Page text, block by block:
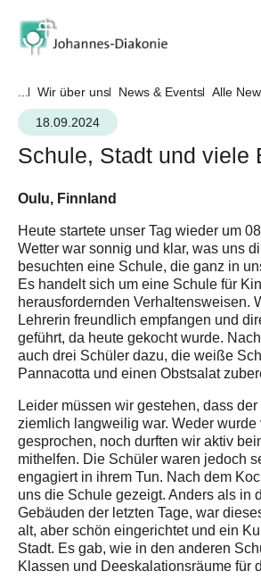
... Wir über uns News & Events Alle
18.09.2024
Schule, Stadt und viele
Oulu, Finnland
Heute startete unser Tag wieder um
Wetter war sonnig und klar, was uns
besuchten eine Schule, die ganz in
Es handelt sich um eine Schule für
herausfordernden Verhaltensweisen.
Lehrerin freundlich empfangen und
geführt, da heute gekocht wurde.
auch drei Schüler dazu, die weiße
Pannacotta und einen Obstsalat
Leider müssen wir gestehen, dass der
ziemlich langweilig war. Weder wurde
gesprochen, noch durften wir aktiv
mithelfen. Die Schüler waren jedoch
engagiert in ihrem Tun. Nach dem
uns die Schule gezeigt. Anders als in
Gebäuden der letzten Tage, war
alt, aber schön eingerichtet und ein
Stadt. Es gab, wie in den anderen
Klassen und Deeskalationsräume für